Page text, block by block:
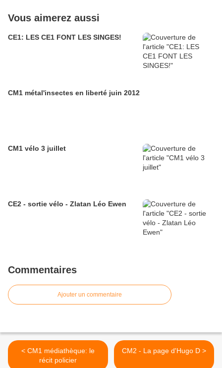
Vous aimerez aussi
CE1: LES CE1 FONT LES SINGES!
CM1 métal'insectes en liberté juin 2012
CM1 vélo 3 juillet
CE2 - sortie vélo - Zlatan Léo Ewen
Commentaires
Ajouter un commentaire
< CM1 médiathèque: le
récit policier
CM2 - La page d'Hugo D >